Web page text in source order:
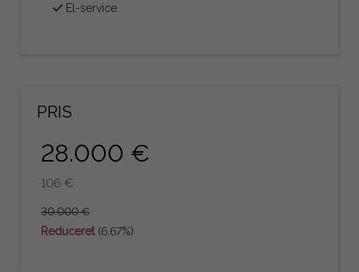
El-service
PRIS
28.000 €
106 €
30.000 €
Reduceret (6,67%)